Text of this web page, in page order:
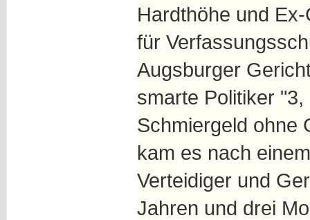
Hardthöhe und
für
Augsburger
smarte Politiker
Schmiergeld ohne
kam es nach
Verteidiger und
Jahren und drei